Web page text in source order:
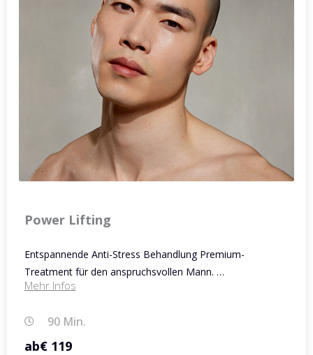
Power Lifting
Entspannende Anti-Stress Behandlung Premium-
Treatment für den anspruchsvollen Mann. …
Mehr Infos
90 Min.
ab€ 119